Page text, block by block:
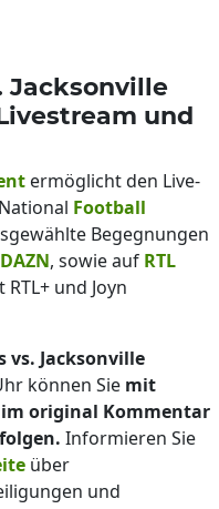
Jacksonville
und
ermöglicht den Live-
Football
Begegnungen
DAZN, sowie auf RTL
und Joyn
vs. Jacksonville
können Sie mit
original Kommentar
Informieren Sie
über
und